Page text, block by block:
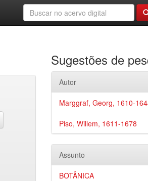
Sugestões de
Autor
Marggraf, Georg, 1610-
Piso, Willem, 1611-1678
Assunto
BOTÂNICA